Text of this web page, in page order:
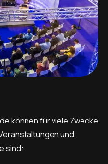
können für viele Zwecke
und
sind: